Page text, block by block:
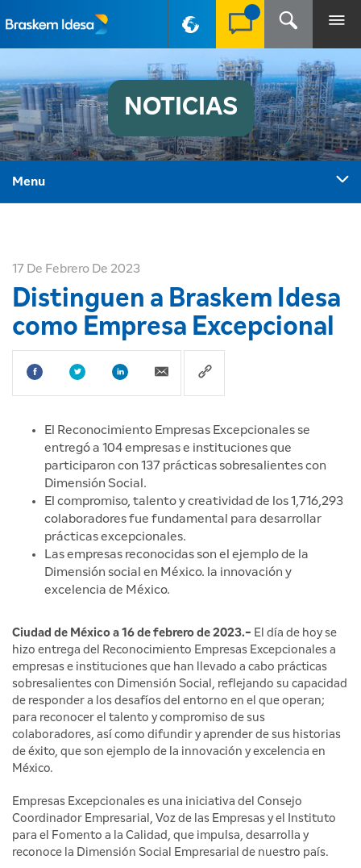
PT-BR
NOTICIAS
Menu
17 De Febrero De 2023
Distinguen a Braskem Idesa
como Empresa Excepcional
El Reconocimiento Empresas Excepcionales se
entregó a 104 empresas e instituciones que
participaron con 137 prácticas sobresalientes con
Dimensión Social.
El compromiso, talento y creatividad de los 1,716,293
colaboradores fue fundamental para desarrollar
prácticas excepcionales.
Las empresas reconocidas son el ejemplo de la
Dimensión social en México. la innovación y
excelencia de México.
Ciudad de México a 16 de febrero de 2023.- El día de hoy se
hizo entrega del Reconocimiento Empresas Excepcionales a
empresas e instituciones que han llevado a cabo prácticas
sobresalientes con Dimensión Social, reflejando su capacidad
de responder a los desafíos del entorno en el que operan;
para reconocer el talento y compromiso de sus
colaboradores, así como difundir y aprender de sus historias
de éxito, que son ejemplo de la innovación y excelencia en
México.
Empresas Excepcionales es una iniciativa del Consejo
Coordinador Empresarial, Voz de las Empresas y el Instituto
para el Fomento a la Calidad, que impulsa, desarrolla y
reconoce la Dimensión Social Empresarial de nuestro país.